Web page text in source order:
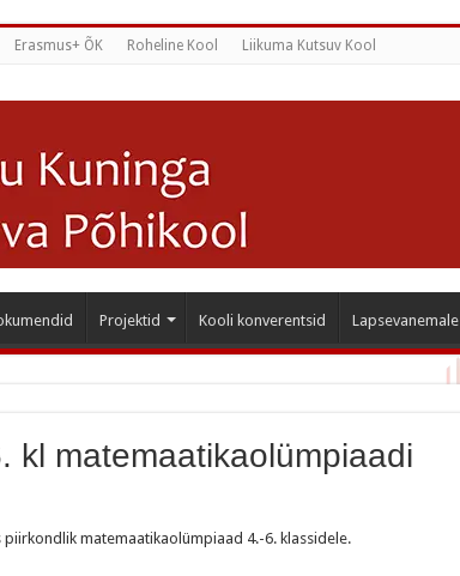
Erasmus+ ÕK Roheline Kool Liikuma Kutsuv Kool
Projektid Kooli konverentsid Lapsevanemale
kl matemaatikaolümpiaadi
matemaatikaolümpiaad 4.-6. klassidele.